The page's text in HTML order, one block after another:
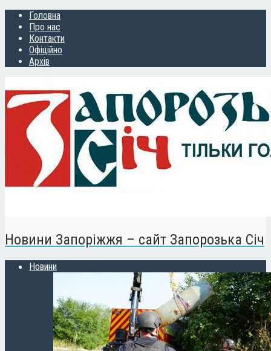
Головна
Про нас
Контакти
Офіційно
Архів
Новини Запоріжжя – сайт Запорозька Січ
Новини